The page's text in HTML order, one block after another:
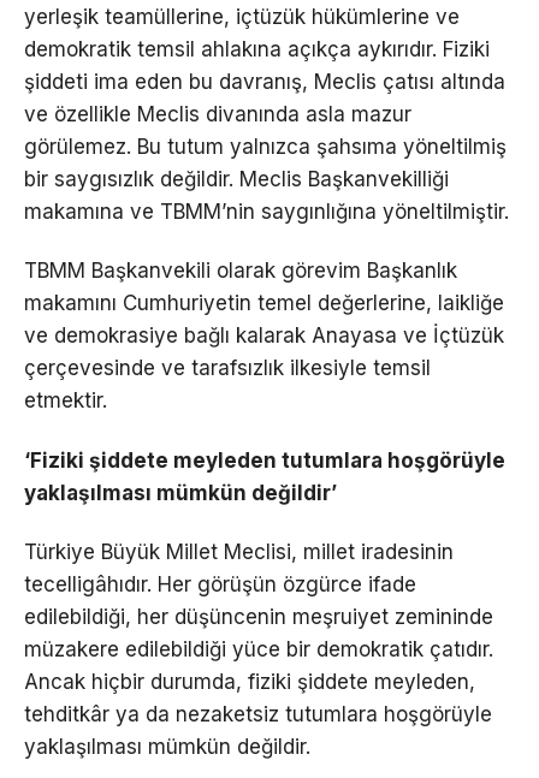
yerleşik teamüllerine, içtüzük hükümlerine ve
demokratik temsil ahlakına açıkça aykırıdır. Fiziki
şiddeti ima eden bu davranış, Meclis çatısı altında
ve özellikle Meclis divanında asla mazur
görülemez. Bu tutum yalnızca şahsıma yöneltilmiş
bir saygısızlık değildir. Meclis Başkanvekilliği
makamına ve TBMM’nin saygınlığına yöneltilmiştir.
TBMM Başkanvekili olarak görevim Başkanlık
makamını Cumhuriyetin temel değerlerine, laikliğe
ve demokrasiye bağlı kalarak Anayasa ve İçtüzük
çerçevesinde ve tarafsızlık ilkesiyle temsil
etmektir.
‘Fiziki şiddete meyleden tutumlara hoşgörüyle
yaklaşılması mümkün değildir’
Türkiye Büyük Millet Meclisi, millet iradesinin
tecelligâhıdır. Her görüşün özgürce ifade
edilebildiği, her düşüncenin meşruiyet zemininde
müzakere edilebildiği yüce bir demokratik çatıdır.
Ancak hiçbir durumda, fiziki şiddete meyleden,
tehditkâr ya da nezaketsiz tutumlara hoşgörüyle
yaklaşılması mümkün değildir.